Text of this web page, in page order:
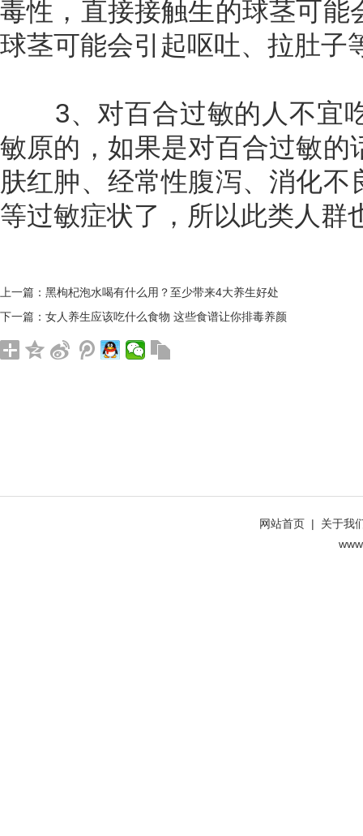
毒性，直接接触生的球茎可能
球茎可能会引起呕吐、拉肚子
3、对百合过敏的人不宜
敏原的，如果是对百合过敏的
肤红肿、经常性腹泻、消化
等过敏症状了，所以此类人群
上一篇： 黑枸杞泡水喝有什么用？至少带来4大养生好处
下一篇： 女人养生应该吃什么食物 这些食谱让你排毒养颜
网站首页 | 关于我